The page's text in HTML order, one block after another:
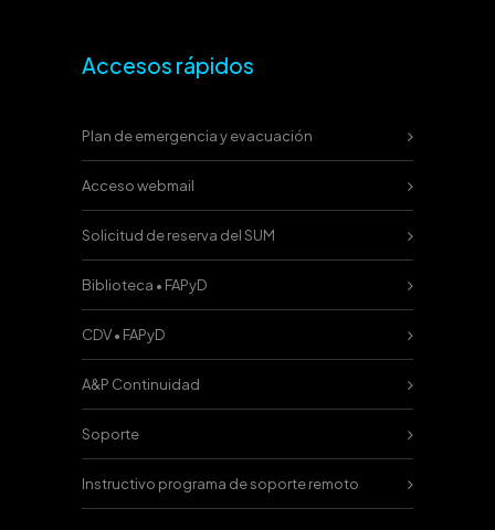
Accesos rápidos
Plan de emergencia y evacuación
Acceso webmail
Solicitud de reserva del SUM
Biblioteca • FAPyD
CDV • FAPyD
A&P Continuidad
Soporte
Instructivo programa de soporte remoto